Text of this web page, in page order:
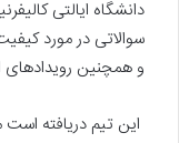
سوالاتی در مورد
و همچنین رویدادهای
این تیم دریافته است